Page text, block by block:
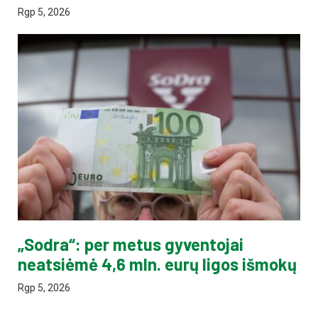
Rgp 5, 2026
„Sodra“: per metus gyventojai
neatsiėmė 4,6 mln. eurų ligos išmokų
Rgp 5, 2026